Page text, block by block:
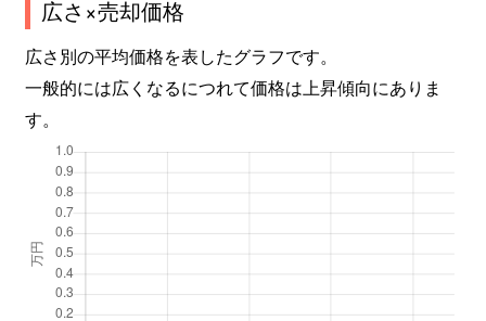
広さ×売却価格
広さ別の平均価格を表したグラフです。
一般的には広くなるにつれて価格は上昇傾向にありま
す。